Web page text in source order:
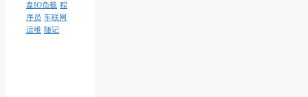
盘IO负载 程
序员 车联网
运维 随记